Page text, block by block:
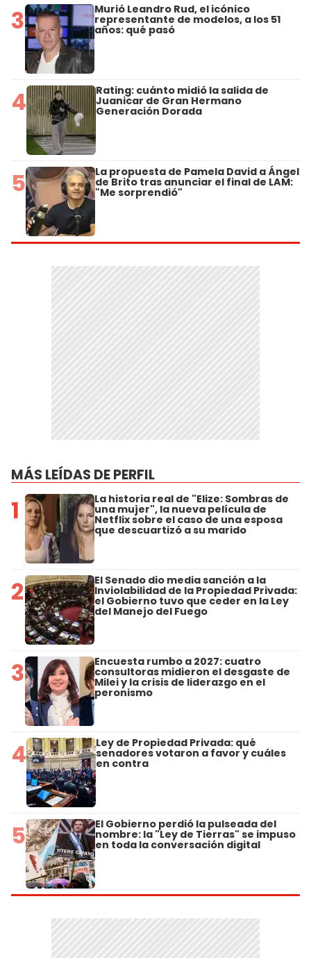
3 Murió Leandro Rud, el icónico
representante de modelos, a los 51
años: qué pasó
4 Rating: cuánto midió la salida de
Juanicar de Gran Hermano
Generación Dorada
5 La propuesta de Pamela David a Ángel
de Brito tras anunciar el final de LAM:
"Me sorprendió"
MÁS LEÍDAS DE PERFIL
1 La historia real de "Elize: Sombras de
una mujer", la nueva película de
Netflix sobre el caso de una esposa
que descuartizó a su marido
2 El Senado dio media sanción a la
Inviolabilidad de la Propiedad Privada:
el Gobierno tuvo que ceder en la Ley
del Manejo del Fuego
3 Encuesta rumbo a 2027: cuatro
consultoras midieron el desgaste de
Milei y la crisis de liderazgo en el
peronismo
4 Ley de Propiedad Privada: qué
senadores votaron a favor y cuáles
en contra
5 El Gobierno perdió la pulseada del
nombre: la "Ley de Tierras" se impuso
en toda la conversación digital